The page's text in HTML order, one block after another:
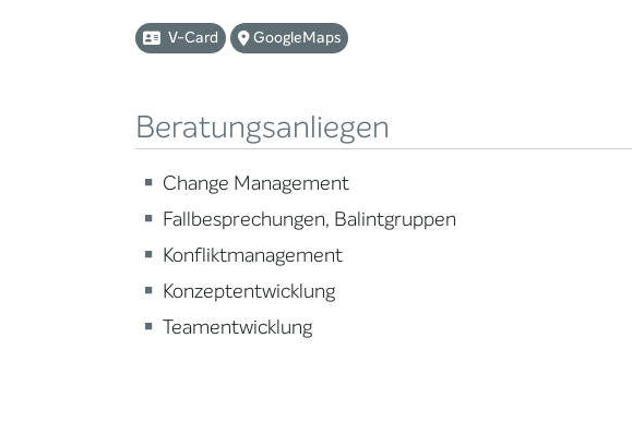
V-Card GoogleMaps
Beratungsanliegen
Change Management
Fallbesprechungen, Balintgruppen
Konfliktmanagement
Konzeptentwicklung
Teamentwicklung